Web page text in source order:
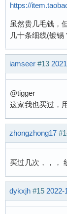
https://
虽然贵几毛钱，
几十条细线(镀锡
iamseer #13
@tigger
这家我也买过，
zhongzhong17
买过几次，，，
dykxjh #15 2022-